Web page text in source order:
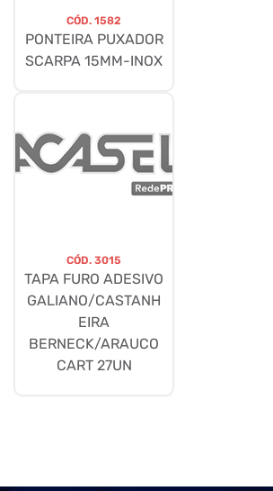
CÓD. 1582
PONTEIRA PUXADOR
SCARPA 15MM-INOX
CÓD. 3015
TAPA FURO ADESIVO
GALIANO/CASTANH
EIRA
BERNECK/ARAUCO
CART 27UN